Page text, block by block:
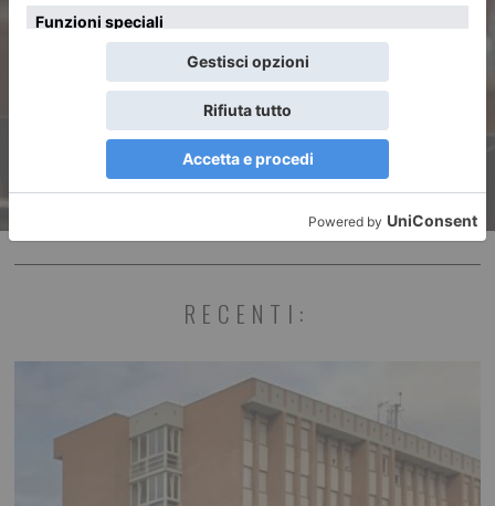
Festa PD, Zangrillo: “dialogo e
confronto le basi della
democrazia”
RECENTI: